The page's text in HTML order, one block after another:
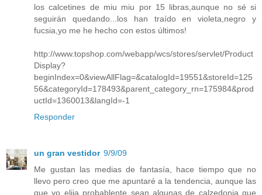
los calcetines de miu miu por 15 libras,aunque no sé si
seguirán quedando...los han traído en violeta,negro y
fucsia,yo me he hecho con estos últimos!
http://www.topshop.com/webapp/wcs/stores/servlet/Product
Display?
beginIndex=0&viewAllFlag=&catalogId=19551&storeId=125
56&categoryId=178493&parent_category_rn=175984&prod
uctId=1360013&langId=-1
Responder
un gran vestidor 9/9/09
Me gustan las medias de fantasía, hace tiempo que no
llevo pero creo que me apuntaré a la tendencia, aunque las
que yo elija probablente sean algunas de calzedonia que